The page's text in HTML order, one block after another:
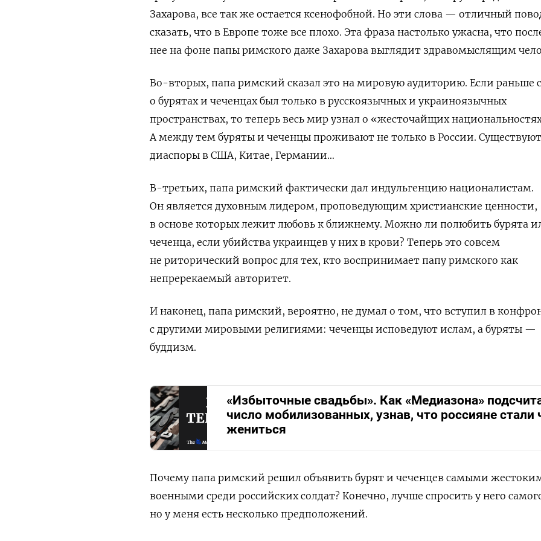
Захарова, все так же остается ксенофобной. Но эти слова — отличный
сказать, что в Европе тоже все плохо. Эта фраза настолько ужасна, что
нее на фоне папы римского даже Захарова выглядит здравомыслящим
Во-вторых, папа римский сказал это на мировую аудиторию. Если раньше
о бурятах и чеченцах был только в русскоязычных и украиноязычных
пространствах, то теперь весь мир узнал о «жесточайщих
А между тем буряты и чеченцы проживают не только в России. Существуют
диаспоры в США, Китае, Германии…
В-третьих, папа римский фактически дал индульгенцию националистам.
Он является духовным лидером, проповедующим христианские ценности,
в основе которых лежит любовь к ближнему. Можно ли полюбить бурята
чеченца, если убийства украинцев у них в крови? Теперь это совсем
не риторический вопрос для тех, кто воспринимает папу римского как
непререкаемый авторитет.
И наконец, папа римский, вероятно, не думал о том, что вступил в
с другими мировыми религиями: чеченцы исповедуют ислам, а буряты —
буддизм.
«Избыточные свадьбы». Как «Медиазона»
число мобилизованных, узнав, что россияне стали
жениться
Почему папа римский решил объявить бурят и чеченцев самыми
военными среди российских солдат? Конечно, лучше спросить у него
но у меня есть несколько предположений.